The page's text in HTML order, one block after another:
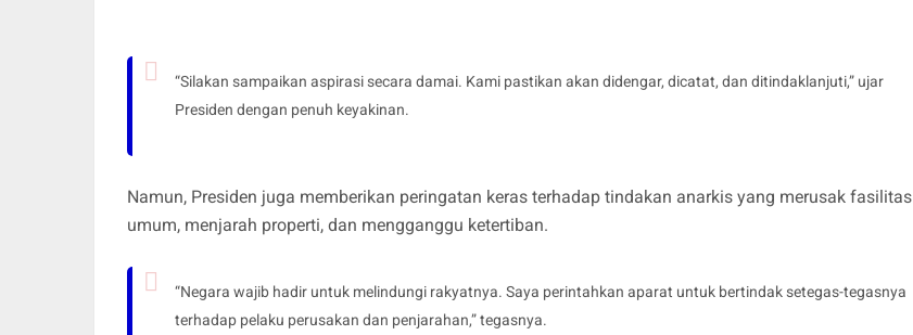
“Silakan sampaikan aspirasi secara damai. Kami pastikan akan didengar, dicatat, dan ditindaklanjuti,” ujar
Presiden dengan penuh keyakinan.
Namun, Presiden juga memberikan peringatan keras terhadap tindakan anarkis yang merusak fasilitas
umum, menjarah properti, dan mengganggu ketertiban.
“Negara wajib hadir untuk melindungi rakyatnya. Saya perintahkan aparat untuk bertindak setegas-tegasnya
terhadap pelaku perusakan dan penjarahan,” tegasnya.